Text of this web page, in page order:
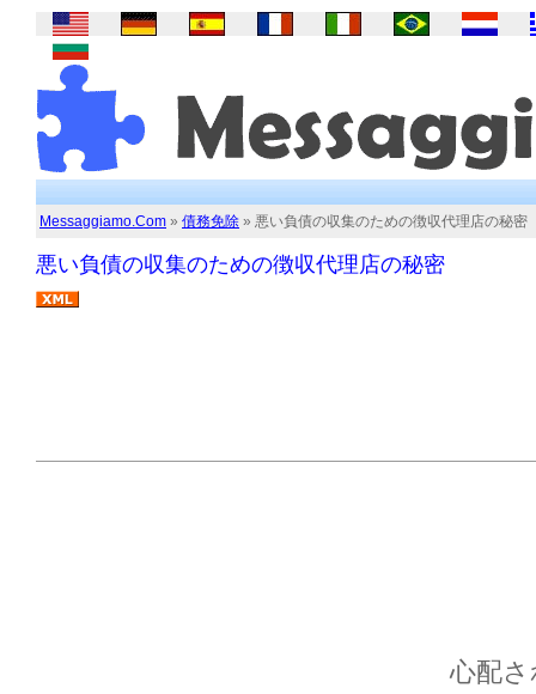
Messaggiamo.Com » 債務免除 » 悪い負債の収集のための徴収代理店の秘密
悪い負債の収集のための徴収代理店の秘密
心配